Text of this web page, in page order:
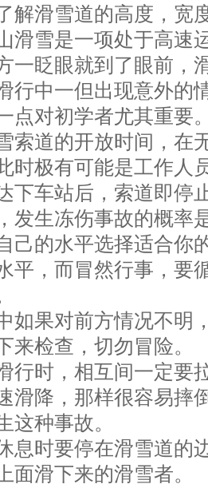
解滑雪道的高度，宽
滑雪是一项处于高速
一眨眼就到了眼前，
行中一但出现意外的
点对初学者尤其重要
索道的开放时间，在
时极有可能是工作人
下车站后，索道即停
发生冻伤事故的概率
己的水平选择适合你
平，而冒然行事，要
如果对前方情况不明
来检查，切勿冒险。
行时，相互间一定要
滑降，那样很容易摔
这种事故。
息时要停在滑雪道的
面滑下来的滑雪者。